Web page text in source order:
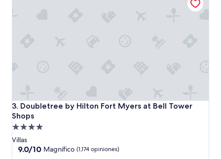
3. Doubletree by Hilton Fort Myers at Bell Tower
Shops
Doubletree by Hilton Fort Myers at Bell Tower Shops
Propiedad
de
4.0
Villas
9.0
9.0/10 Magnífico (1,174 opiniones)